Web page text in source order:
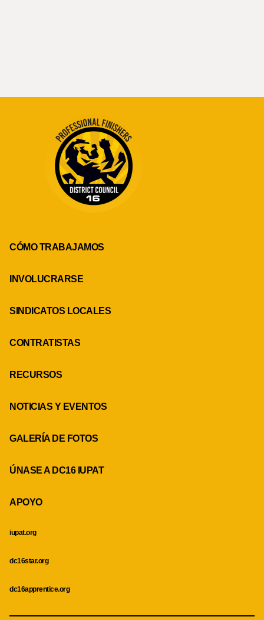
CÓMO TRABAJAMOS
INVOLUCRARSE
SINDICATOS LOCALES
CONTRATISTAS
RECURSOS
NOTICIAS Y EVENTOS
GALERÍA DE FOTOS
ÚNASE A DC16 IUPAT
APOYO
iupat.org
dc16star.org
dc16apprentice.org